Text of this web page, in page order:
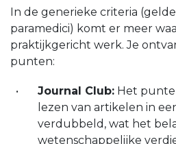
In de generieke criteria
paramedici) komt er meer
praktijkgericht werk. Je
punten:
Journal Club: Het
lezen van artikelen in
verdubbeld, wat het
wetenschappelijke